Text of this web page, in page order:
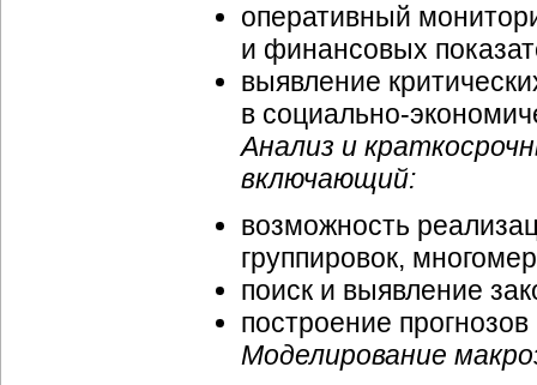
оперативный
и финансовых
выявление
в социально-
Анализ и
включающий:
возможность
группировок,
поиск и выявление
построение
Моделирование